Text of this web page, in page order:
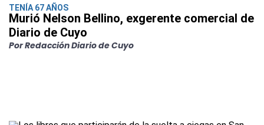
TENÍA 67 AÑOS
Murió Nelson Bellino, exgerente comercial de
Diario de Cuyo
Por Redacción Diario de Cuyo